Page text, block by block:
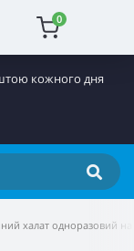
0
кожного дня
халат одноразовий